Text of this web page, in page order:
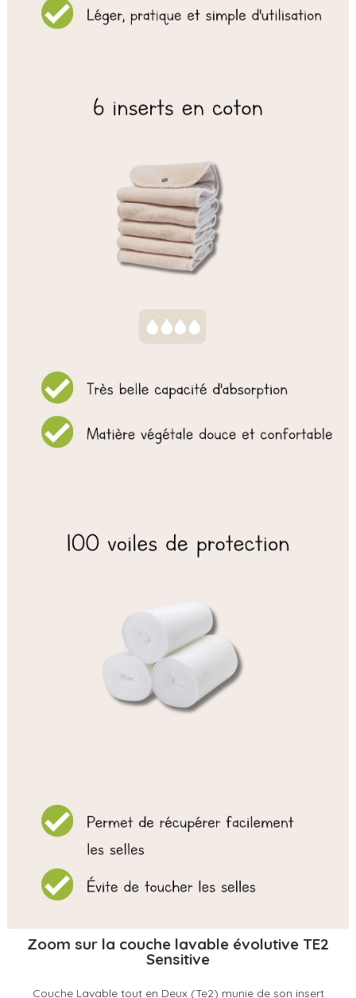
Zoom sur la couche lavable évolutive TE2
Sensitive
Couche Lavable tout en Deux (Te2) munie de son insert